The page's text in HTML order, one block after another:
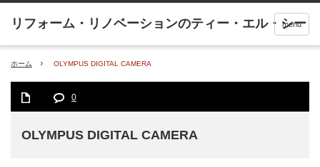
menu
ホーム OLYMPUS DIGITAL CAMERA
0
OLYMPUS DIGITAL CAMERA